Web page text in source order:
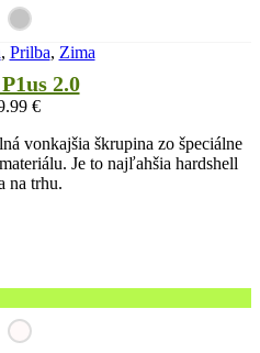
, Prilba, Zima
2.0
€
vonkajšia škrupina zo špeciálne
Je to najľahšia hardshell
na trhu.